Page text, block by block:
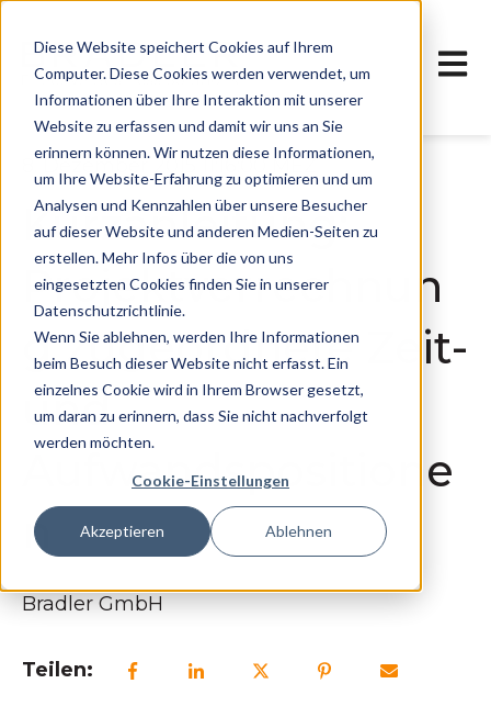
Diese Website speichert Cookies auf Ihrem
Computer. Diese Cookies werden verwendet, um
Informationen über Ihre Interaktion mit unserer
Website zu erfassen und damit wir uns an Sie
erinnern können. Wir nutzen diese Informationen,
um Ihre Website-Erfahrung zu optimieren und um
Analysen und Kennzahlen über unsere Besucher
auf dieser Website und anderen Medien-Seiten zu
erstellen. Mehr Infos über die von uns
eingesetzten Cookies finden Sie in unserer
Datenschutzrichtlinie.
Wenn Sie ablehnen, werden Ihre Informationen
beim Besuch dieser Website nicht erfasst. Ein
einzelnes Cookie wird in Ihrem Browser gesetzt,
um daran zu erinnern, dass Sie nicht nachverfolgt
werden möchten.
Cookie-Einstellungen
Akzeptieren Ablehnen
8. Dezember 2015 11:16:00 MEZ
Kurzanleitung:
Projektverrechnun
g zugeordnete Zeit-
und
Aufwandspositione
n
Bradler GmbH
Teilen: